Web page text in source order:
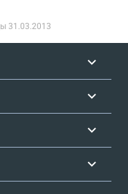
31.03.2013